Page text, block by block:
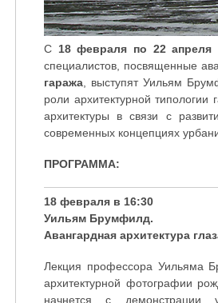
С 18 февраля по 22 апреля
специалистов, посвященные
гаража , выступят Уильям
роли архитектурной
архитектуры в связи с
современных концепциях
ПРОГРАММА:
18 февраля в 16:30
Уильям Брумфилд.
Авангардная архитектура
Лекция профессора Уильяма
архитектурной фотографии
начнется с демонстрации